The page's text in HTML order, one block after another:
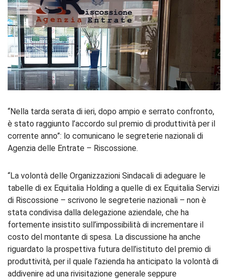
“Nella tarda serata di ieri, dopo ampio e serrato confronto,
è stato raggiunto l’accordo sul premio di produttività per il
corrente anno”: lo comunicano le segreterie nazionali di
Agenzia delle Entrate – Riscossione.
“La volontà delle Organizzazioni Sindacali di adeguare le
tabelle di ex Equitalia Holding a quelle di ex Equitalia Servizi
di Riscossione – scrivono le segreterie nazionali – non è
stata condivisa dalla delegazione aziendale, che ha
fortemente insistito sull’impossibilità di incrementare il
costo del montante di spesa. La discussione ha anche
riguardato la prospettiva futura dell’istituto del premio di
produttività, per il quale l’azienda ha anticipato la volontà di
addivenire ad una rivisitazione generale seppure